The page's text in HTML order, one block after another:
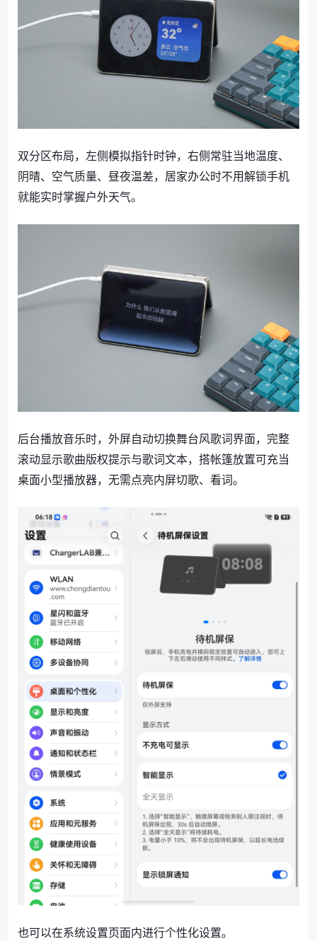
双分区布局，左侧模拟指针时钟，右侧常驻当地温度、
阴晴、空气质量、昼夜温差，居家办公时不用解锁手机
就能实时掌握户外天气。
后台播放音乐时，外屏自动切换舞台风歌词界面，完整
滚动显示歌曲版权提示与歌词文本，搭帐篷放置可充当
桌面小型播放器，无需点亮内屏切歌、看词。
也可以在系统设置页面内进行个性化设置。